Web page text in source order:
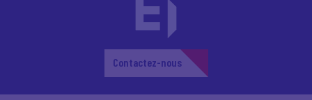
Contactez-nous